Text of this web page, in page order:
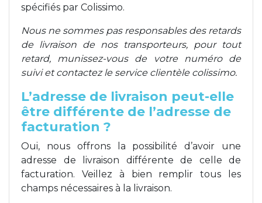
spécifiés par Colissimo.
Nous ne sommes pas responsables des retards
de livraison de nos transporteurs, pour tout
retard, munissez-vous de votre numéro de
suivi et contactez le service clientèle colissimo.
L’adresse de livraison peut-elle
être différente de l’adresse de
facturation ?
Oui, nous offrons la possibilité d’avoir une
adresse de livraison différente de celle de
facturation. Veillez à bien remplir tous les
champs nécessaires à la livraison.